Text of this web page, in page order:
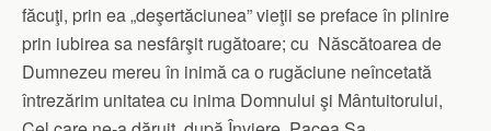
făcuţi, prin ea „deşertăciunea” vieţii se preface în plinire
prin iubirea sa nesfârşit rugătoare; cu Născătoarea de
Dumnezeu mereu în inimă ca o rugăciune neîncetată
întrezărim unitatea cu inima Domnului şi Mântuitorului,